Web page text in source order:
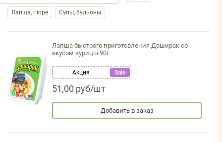
Лапша, пюре Супы, бульоны
Лапша быстрого приготовления Доширак со
вкусом курицы 90г
Акция Sale
51,00 руб/шт
Добавить в заказ